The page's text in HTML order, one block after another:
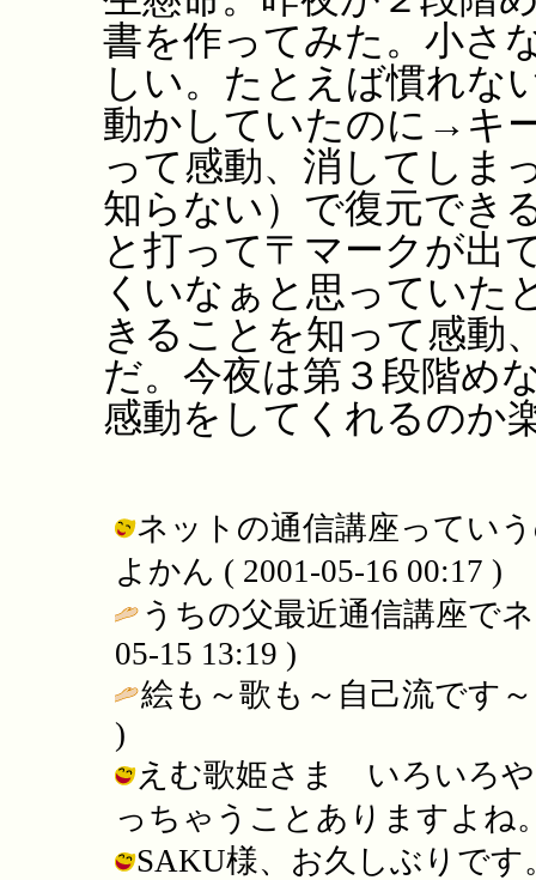
書を作ってみた。小さ
しい。たとえば慣れな
動かしていたのに→キ
って感動、消してしま
知らない）で復元でき
と打って〒マークが出
くいなぁと思っていた
きることを知って感動
だ。今夜は第３段階め
感動をしてくれるのか
ネットの通信講座ってい
よかん ( 2001-05-16 00:17 )
うちの父最近通信講座で
05-15 13:19 )
絵も～歌も～自己流です
)
えむ歌姫さま いろいろ
っちゃうことありますよね
SAKU様、お久しぶりで